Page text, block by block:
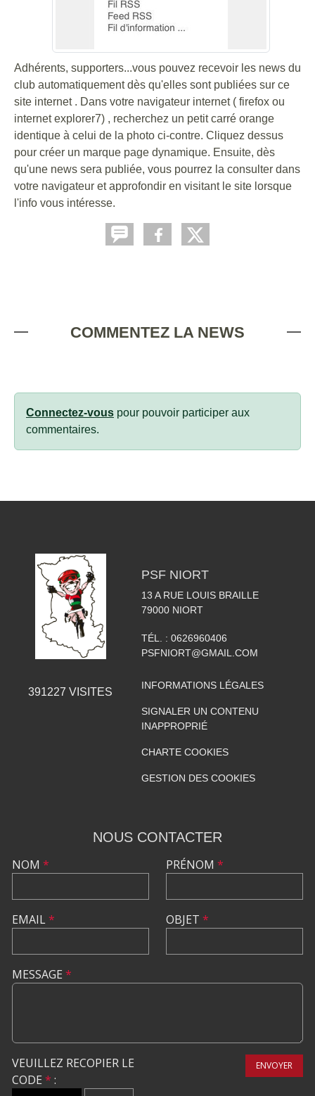
Adhérents, supporters...vous pouvez recevoir les news du
club automatiquement dès qu'elles sont publiées sur ce
site internet . Dans votre navigateur internet ( firefox ou
internet explorer7) , recherchez un petit carré orange
identique à celui de la photo ci-contre. Cliquez dessus
pour créer un marque page dynamique. Ensuite, dès
qu'une news sera publiée, vous pourrez la consulter dans
votre navigateur et approfondir en visitant le site lorsque
l'info vous intéresse.
COMMENTEZ LA NEWS
Connectez-vous pour pouvoir participer aux
commentaires.
391227 VISITES
PSF NIORT
13 A RUE LOUIS BRAILLE
79000 NIORT
TÉL. : 0626960406
PSFNIORT@GMAIL.COM
INFORMATIONS LÉGALES
SIGNALER UN CONTENU
INAPPROPRIÉ
CHARTE COOKIES
GESTION DES COOKIES
NOUS CONTACTER
NOM *
EMAIL*
PRÉNOM *
OBJET *
MESSAGE *
VEUILLEZ RECOPIER LE
CODE * :
ENVOYER